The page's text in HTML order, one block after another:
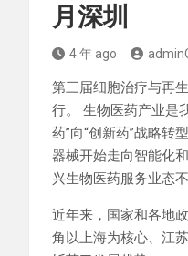
月深圳
4 年 ago
第三届细胞治疗与再
行。 生物医药产业是
药”向“创新药”战略
器械开始走向智能化
兴生物医药服务业态
近年来，国家和各地
角以上海为核心、江